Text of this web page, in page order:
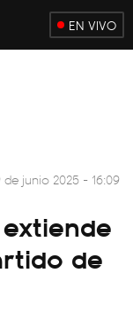
EN VIVO
de junio 2025 - 16:09
de